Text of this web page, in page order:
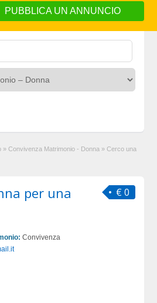
PUBBLICA UN ANNUNCIO
» Convivenza Matrimonio - Donna » Cerco una
€ 0
per una
Convivenza